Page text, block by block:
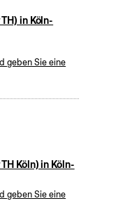
in Köln-
geben Sie eine
Köln) in Köln-
geben Sie eine